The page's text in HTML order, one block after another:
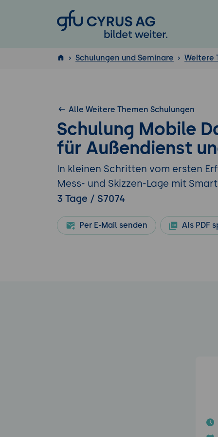
GFU Cyrus AG
ISTQB
Schulungen und Seminare Weitere
Alle Weitere Themen Schulungen
Schulung Mobile
für Außendienst
In kleinen Schritten vom ersten
Mess- und Skizzen-Lage mit
3 Tage / S7074
Per E-Mail senden Als PDF